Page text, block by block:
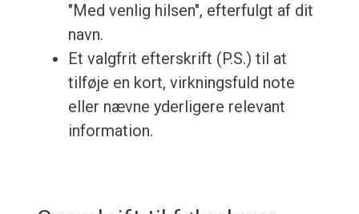
"Med venlig hilsen", efterfulgt af dit
navn.
Et valgfrit efterskrift (P.S.) til at
tilføje en kort, virkningsfuld note
eller nævne yderligere relevant
information.